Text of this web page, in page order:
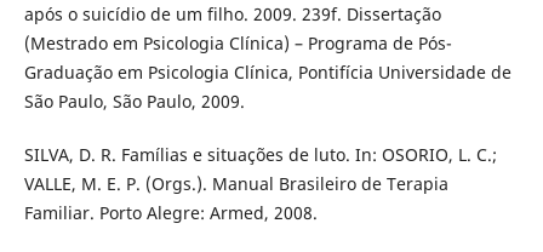
após o suicídio de um filho. 2009. 239f. Dissertação
(Mestrado em Psicologia Clínica) – Programa de Pós-
Graduação em Psicologia Clínica, Pontifícia Universidade de
São Paulo, São Paulo, 2009.
SILVA, D. R. Famílias e situações de luto. In: OSORIO, L. C.;
VALLE, M. E. P. (Orgs.). Manual Brasileiro de Terapia
Familiar. Porto Alegre: Armed, 2008.